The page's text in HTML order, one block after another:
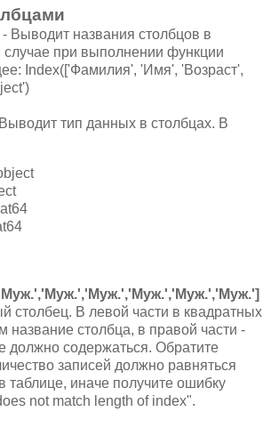
- Выводит названия столбцов в
при выполнении функции
Index(['Фамилия', 'Имя', 'Возраст',
тип данных в столбцах. В
столбец. В левой части в квадратных
название столбца, в правой части -
должно содержаться. Обратите
записей должно равняться
таблице, иначе получите ошибку
not match length of index".